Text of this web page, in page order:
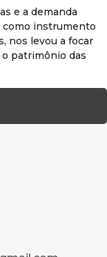
e a demanda
como instrumento
nos levou a focar
patrimônio das